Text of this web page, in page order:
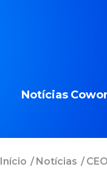
Notícias
Início /Notícias /